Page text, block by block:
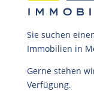
Sie suchen
Immobilien in
Gerne stehen
Verfügung.